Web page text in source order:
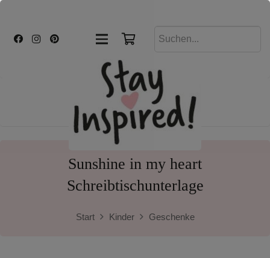
Sunshine in my heart
Schreibtischunterlage
Start Kinder Geschenke